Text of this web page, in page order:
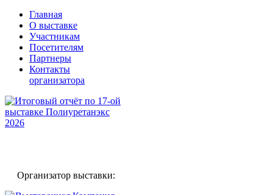
Главная
О выставке
Участникам
Посетителям
Партнеры
Контакты
организатора
Организатор выставки: